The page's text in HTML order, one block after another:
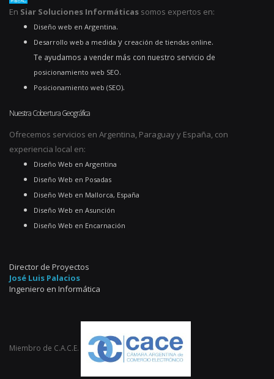
En Siar Soluciones Informáticas somos expertos en:
Diseño web en Argentina.
Desarrollo web a medida y creación de tiendas online.
Te ayudamos a vender más con nuestro servicio de
posicionamiento web SEO.
Posicionamiento web (SEO).
Nuestra Cobertura Geográfica
Ofrecemos servicios en Argentina, Paraguay y España, con
experiencia local en:
Diseño Web en Argentina
Diseño Web en Posadas
Diseño Web en Mallorca, España
Diseño Web en Asunción
Diseño Web en Encarnación
Director de Proyectos
José Luis Palacios
Ingeniero en Informática
Miembro de C.A.C.E.